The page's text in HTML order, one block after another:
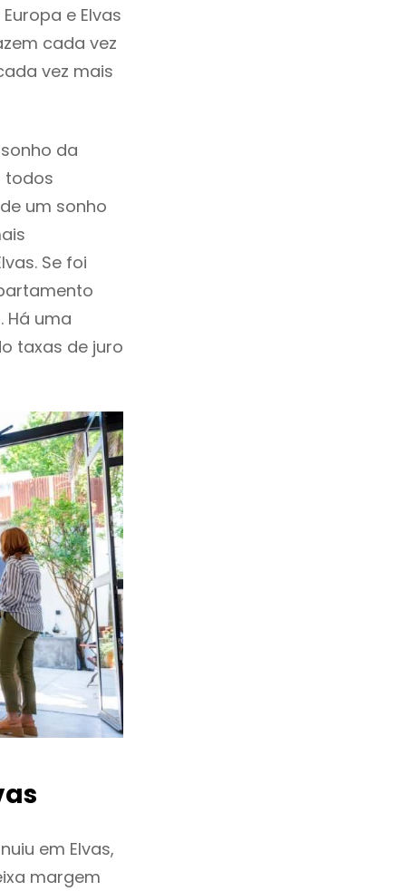
e Elvas
cada vez
vez mais
da
todos
um sonho
Se foi
Há uma
taxas de juro
em Elvas,
margem